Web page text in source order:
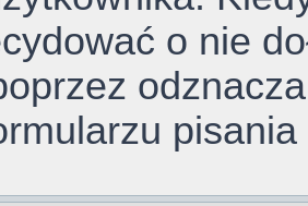
o nie